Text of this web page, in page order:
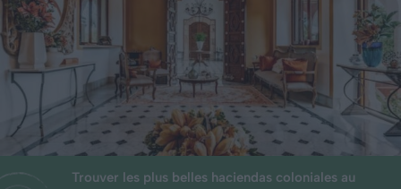
Trouver les plus belles haciendas coloniales au